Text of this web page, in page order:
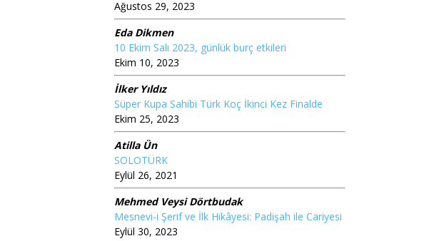
Ağustos 29, 2023
Eda Dikmen
10 Ekim Salı 2023, günlük burç etkileri
Ekim 10, 2023
İlker Yıldız
Süper Kupa Sahibi Türk Koç İkinci Kez Finalde
Ekim 25, 2023
Atilla Ün
SOLOTÜRK
Eylül 26, 2021
Mehmed Veysi Dörtbudak
Mesnevi-i Şerif ve İlk Hikâyesi: Padişah ile Cariyesi
Eylül 30, 2023